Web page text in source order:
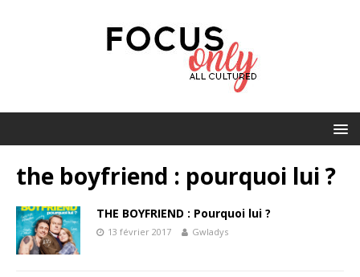
the boyfriend : pourquoi lui ?
THE BOYFRIEND : Pourquoi lui ?
13 février 2017 Gwladys